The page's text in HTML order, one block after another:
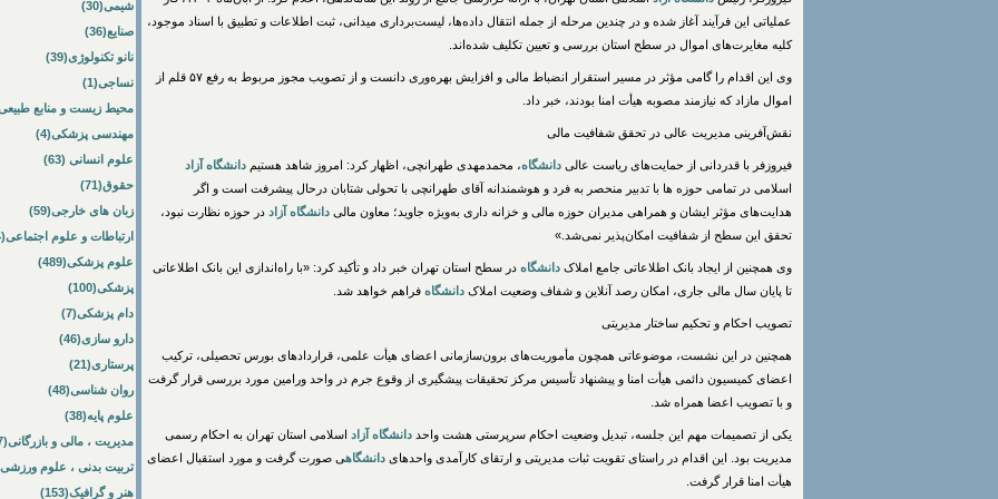
عملیاتی این فرآیند آغاز شده و در چندین مرحله از جمله انتقال داده‌ها، لیست‌برداری میدانی، ثبت اطلاعات و تطبیق با اسناد موجود،
کلیه مغایرت‌های اموال در سطح استان بررسی و تعیین تکلیف شده‌اند.
وی این اقدام را گامی مؤثر در مسیر استقرار انضباط مالی و افزایش بهره‌وری دانست و از تصویب مجوز مربوط به رفع ۵۷ قلم از
اموال مازاد که نیازمند مصوبه هیأت امنا بودند، خبر داد.
نقش‌آفرینی مدیریت عالی در تحقق شفافیت مالی
فیروزفر با قدردانی از حمایت‌های ریاست عالی دانشگاه، محمدمهدی طهرانچی، اظهار کرد: امروز شاهد هستیم دانشگاه آزاد
اسلامی در تمامی حوزه ها با تدبیر منحصر به فرد و هوشمندانه آقای طهرانچی با تحولی شتابان درحال پیشرفت است و اگر
هدایت‌های مؤثر ایشان و همراهی مدیران حوزه مالی و خزانه داری به‌ویژه جاوید؛ معاون مالی دانشگاه آزاد در حوزه نظارت نبود،
تحقق این سطح از شفافیت امکان‌پذیر نمی‌شد.»
وی همچنین از ایجاد بانک اطلاعاتی جامع املاک دانشگاه در سطح استان تهران خبر داد و تأکید کرد: «با راه‌اندازی این بانک اطلاعاتی
تا پایان سال مالی جاری، امکان رصد آنلاین و شفاف وضعیت املاک دانشگاه فراهم خواهد شد.
تصویب احکام و تحکیم ساختار مدیریتی
همچنین در این نشست، موضوعاتی همچون مأموریت‌های برون‌سازمانی اعضای هیأت علمی، قراردادهای بورس تحصیلی، ترکیب
اعضای کمیسیون دائمی هیأت امنا و پیشنهاد تأسیس مرکز تحقیقات پیشگیری از وقوع جرم در واحد ورامین مورد بررسی قرار گرفت
و با تصویب اعضا همراه شد.
یکی از تصمیمات مهم این جلسه، تبدیل وضعیت احکام سرپرستی هشت واحد دانشگاه آزاد اسلامی استان تهران به احکام رسمی
مدیریت بود. این اقدام در راستای تقویت ثبات مدیریتی و ارتقای کارآمدی واحدهای دانشگاهی صورت گرفت و مورد استقبال اعضای
هیأت امنا قرار گرفت.
شیمی(30)
صنایع(36)
نانو تکنولوژی(39)
نساجی(1)
محیط زیست و منابع
مهندسی پزشکی(4)
علوم انسانی (63)
حقوق(71)
زبان های خارجی(59)
ارتباطات و علوم اجتماعی(84)
علوم پزشکی(489)
پزشکی(100)
دام پزشکی(7)
دارو سازی(46)
پرستاری(21)
روان شناسی(48)
علوم پایه(38)
مدیریت ، مالی و بازرگانی(57)
تربیت بدنی ، علوم
هنر و گرافیک(153)